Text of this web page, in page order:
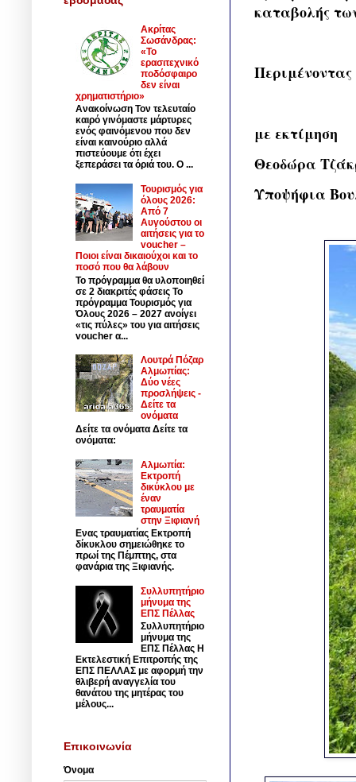
καταβολής
με εκτίμηση
Θεοδώρα
Υποψήφια
Ακρίτας
Σωσάνδρας:
«Το
ερασιτεχνικό
ποδόσφαιρο
δεν είναι
χρηματιστήριο»
Ανακοίνωση Τον τελευταίο
καιρό γινόμαστε μάρτυρες
ενός φαινόμενου που δεν
είναι καινούριο αλλά
πιστεύουμε ότι έχει
ξεπεράσει τα όριά του. Ο ...
Τουρισμός για
όλους 2026:
Από 7
Αυγούστου οι
αιτήσεις για το
voucher –
Ποιοι είναι δικαιούχοι και το
ποσό που θα λάβουν
Το πρόγραμμα θα υλοποιηθεί
σε 2 διακριτές φάσεις Το
πρόγραμμα Τουρισμός για
Όλους 2026 – 2027 ανοίγει
«τις πύλες» του για αιτήσεις
voucher α...
Λουτρά Πόζαρ
Αλμωπίας:
Δύο νέες
προσλήψεις -
Δείτε τα
ονόματα
Δείτε τα ονόματα Δείτε τα
ονόματα:
Αλμωπία:
Εκτροπή
δικύκλου με
έναν
τραυματία
στην Ξιφιανή
Ενας τραυματίας Εκτροπή
δίκυκλου σημειώθηκε το
πρωί της Πέμπτης, στα
φανάρια της Ξιφιανής.
Συλλυπητήριο
μήνυμα της
ΕΠΣ Πέλλας
Συλλυπητήριο
μήνυμα της
ΕΠΣ Πέλλας Η
Εκτελεστική Επιτροπής της
ΕΠΣ ΠΕΛΛΑΣ με αφορμή την
θλιβερή αναγγελία του
θανάτου της μητέρας του
μέλους...
Επικοινωνία
Όνομα